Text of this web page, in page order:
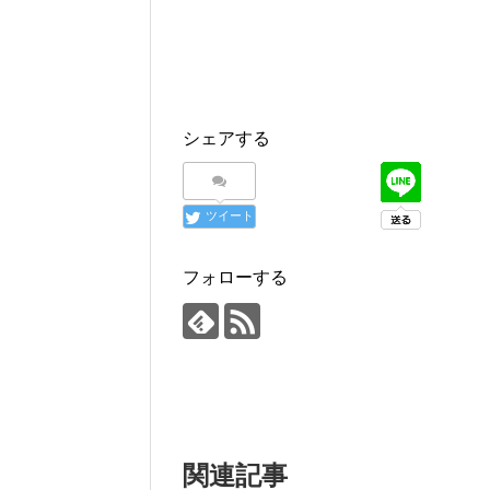
シェアする
ツイート
フォローする
関連記事